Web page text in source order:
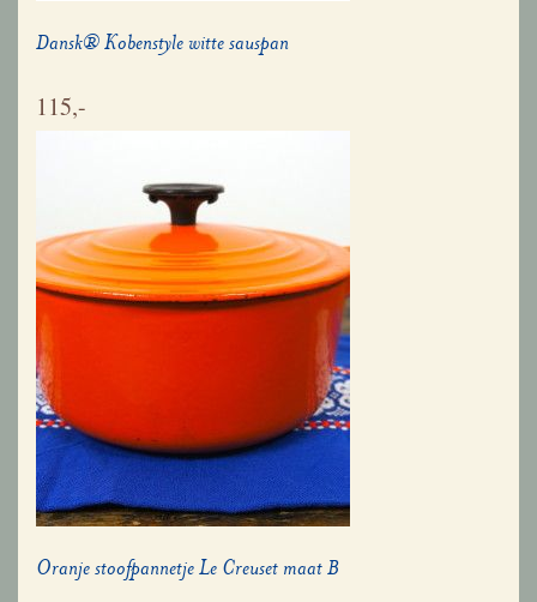
Dansk® Kobenstyle witte sauspan
115,-
Oranje stoofpannetje Le Creuset maat B